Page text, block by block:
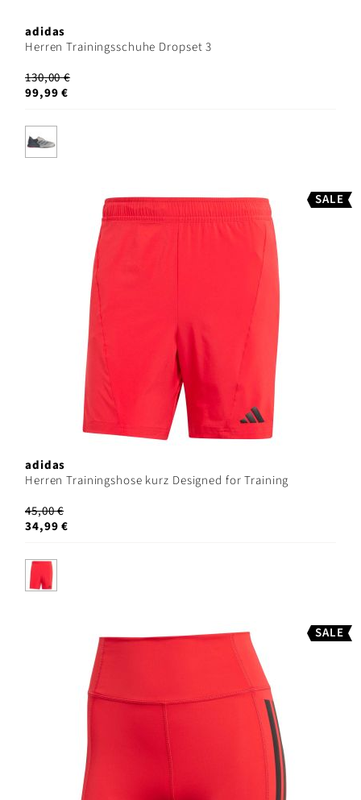
adidas
Herren Trainingsschuhe Dropset 3
130,00 €
99,99 €
SALE
adidas
Herren Trainingshose kurz Designed for Training
45,00 €
34,99 €
SALE